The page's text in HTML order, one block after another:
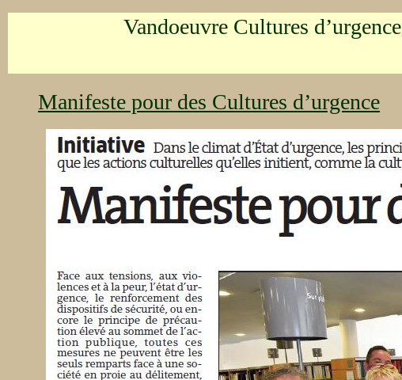
Vandoeuvre Cultures d’urgence
Manifeste pour des Cultures d’urgence